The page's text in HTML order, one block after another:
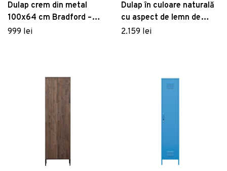
Dulap crem din metal
100x64 cm Bradford –
Støraa
999 lei
Dulap în culoare naturală
cu aspect de lemn de
stejar 87x110 cm Bridget
2.159 lei